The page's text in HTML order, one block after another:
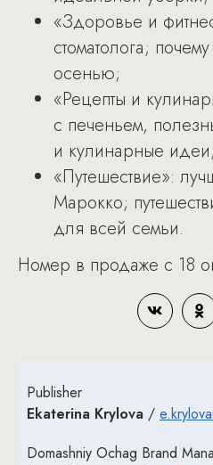
«Здоровье и
стоматолога;
осенью;
«Рецепты и
с печеньем,
и кулинарные идеи;
«Путешествие»:
Марокко;
для всей семьи.
Номер в продаже с 18
Publisher
Ekaterina Krylova /
Domashniy Ochag Brand